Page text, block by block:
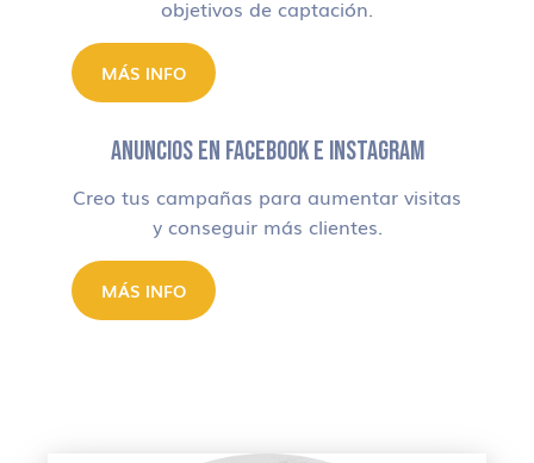
objetivos de captación.
MÁS INFO
ANUNCIOS EN FACEBOOK E INSTAGRAM
Creo tus campañas para aumentar visitas
y conseguir más clientes.
MÁS INFO